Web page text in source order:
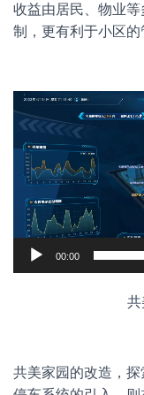
收益由居民、物业
制，更有利于小区的
视
频
器
00:00
共
共美家园的改造，